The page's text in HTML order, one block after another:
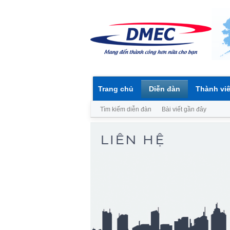
Trang chủ Diễn đàn
Tìm kiếm diễn đàn Bài viết gần đây
Thành